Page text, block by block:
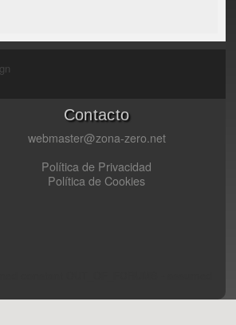
Contacto
webmaster@zona-zero.net
Política de Privacidad
Política de Cookies